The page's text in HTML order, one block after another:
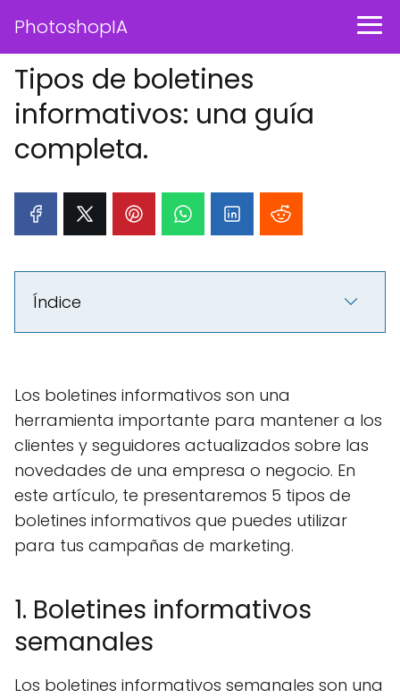
PhotoshopIA
Tipos de boletines
informativos: una guía
completa.
Índice
Los boletines informativos son una
herramienta importante para mantener a los
clientes y seguidores actualizados sobre las
novedades de una empresa o negocio. En
este artículo, te presentaremos 5 tipos de
boletines informativos que puedes utilizar
para tus campañas de marketing.
1. Boletines informativos
semanales
Los boletines informativos semanales son una